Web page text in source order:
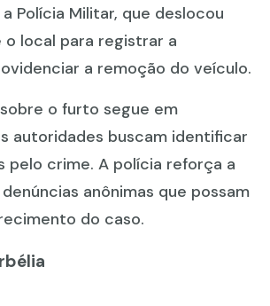
Polícia Militar, que deslocou
o local para registrar a
a remoção do veículo.
o furto segue em
autoridades buscam identificar
pelo crime. A polícia reforça a
anônimas que possam
do caso.